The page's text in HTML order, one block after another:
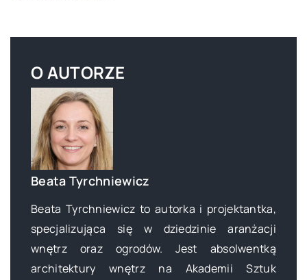
O AUTORZE
Beata Tyrchniewicz
Beata Tyrchniewicz to autorka i projektantka,
specjalizująca się w dziedzinie aranżacji
wnętrz oraz ogrodów. Jest absolwentką
architektury wnętrz na Akademii Sztuk